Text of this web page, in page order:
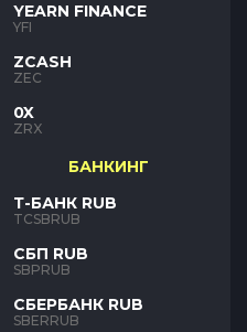
YEARN FINANCE
YFI
ZCASH
ZEC
0X
ZRX
БАНКИНГ
Т-БАНК RUB
TCSBRUB
СБП RUB
SBPRUB
СБЕРБАНК RUB
SBERRUB